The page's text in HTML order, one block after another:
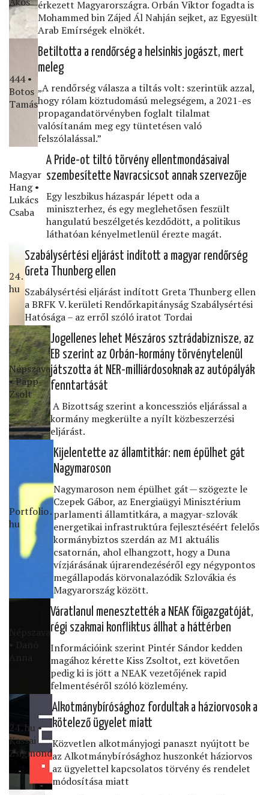
érkezett Magyarországra. Orbán Viktor fogadta is
Mohammed bin Zájed Ál Nahján sejket, az Egyesült
Arab Emírségek elnökét.
444 •
Botos
Tamás
Betiltotta a rendőrség a helsinkis jogászt, mert
meleg
„A rendőrség válasza a tiltás volt: szerintük azzal,
hogy rólam köztudomású melegségem, a 2021-es
propagandatörvényben foglalt tilalmat
valósítanám meg egy tüntetésen való
felszólalással.”
Magyar
Hang •
Lukács
Csaba
A Pride-ot tiltó törvény ellentmondásaival
szembesítette Navracsicsot annak szervezője
Egy leszbikus házaspár lépett oda a
miniszterhez, és egy meglehetősen feszült
hangulatú beszélgetés kezdődött, a politikus
láthatóan kényelmetlenül érezte magát.
24․
hu
Szabálysértési eljárást indított a magyar rendőrség
Greta Thunberg ellen
Szabálysértési eljárást indított Greta Thunberg ellen
a BRFK V. kerületi Rendőrkapitányság Szabálysértési
Hatósága – az erről szóló iratot Tordai
Népszava
• Papp
Zsolt
Jogellenes lehet Mészáros sztrádabiznisze, az
EB szerint az Orbán-kormány törvénytelenül
játszotta át NER-milliárdosoknak az autópályák
fenntartását
A Bizottság szerint a koncessziós eljárással a
kormány megkerülte a nyílt közbeszerzési
eljárást.
Portfolio․
hu
Kijelentette az államtitkár: nem épülhet gát
Nagymaroson
Nagymaroson nem épülhet gát — szögezte le
Czepek Gábor, az Energiaügyi Minisztérium
parlamenti államtitkára, a magyar-szlovák
energetikai infrastruktúra fejlesztéséért felelős
kormánybiztos szerdán az M1 aktuális
csatornán, ahol elhangzott, hogy a Duna
vízjárásának újrarendezéséről egy négypontos
megállapodás körvonalazódik Szlovákia és
Magyarország között.
Népszava
Anna
Váratlanul menesztették a NEAK főigazgatóját,
régi szakmai konﬂiktus állhat a háttérben
Információink szerint Pintér Sándor kedden
magához kérette Kiss Zsoltot, ezt követően
pedig ki is jött a NEAK vezetőjének rapid
felmentéséről szóló közlemény.
24․hu •
Kassai
Zsigmond
Alkotmánybírósághoz fordultak a háziorvosok a
kötelező ügyelet miatt
Közvetlen alkotmányjogi panaszt nyújtott be
az Alkotmánybírósághoz huszonkét háziorvos
az ügyelettel kapcsolatos törvény és rendelet
módosítása miatt